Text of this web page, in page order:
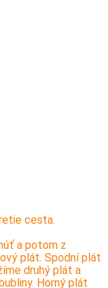
cesta.
a potom z
plát. Spodní plát
druhý plát a
Horný plát